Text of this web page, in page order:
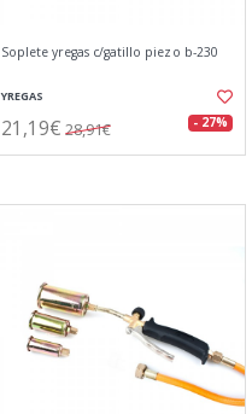
Soplete yregas c/gatillo piezo b-230
YREGAS
21,19€ 28,91€ - 27%